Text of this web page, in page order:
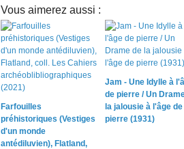
Vous aimerez aussi :
Farfouilles
préhistoriques (Vestiges
d'un monde
antédiluvien), Flatland,
Jam - Une Idylle à
de pierre / Un
la jalousie à l'âge de
pierre (1931)